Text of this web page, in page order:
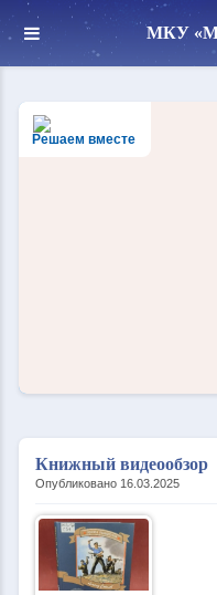
МКУ
Решаем вместе
Книжный видеообзор
Опубликовано 16.03.2025